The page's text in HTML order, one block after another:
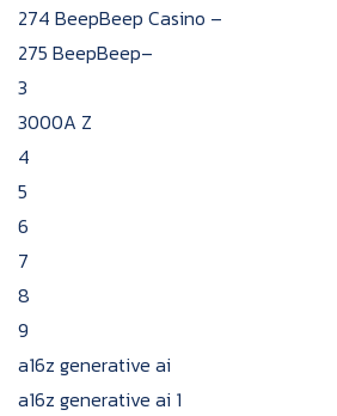
274 BeepBeep Casino –
275 BeepBeep–
3
3000A Z
4
5
6
7
8
9
a16z generative ai
a16z generative ai 1